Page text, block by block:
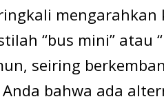
mengarahkan
“bus mini” atau
seiring
bahwa ada